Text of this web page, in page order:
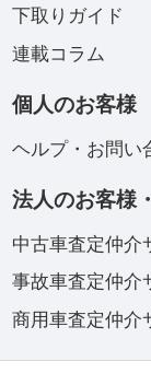
下取りガイド
連載コラム
個人のお客様
ヘルプ・お問い
法人のお客様
中古車査定仲介
事故車査定仲介
商用車査定仲介